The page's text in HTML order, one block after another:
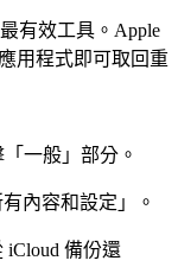
有效工具。Apple
用程式即可取回重
一般」部分。
內容和設定」。
iCloud 備份還